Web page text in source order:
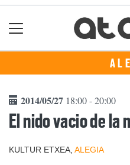
2014/05/27 18:00 - 20:00
El nido vacio de la
KULTUR ETXEA, ALEGIA